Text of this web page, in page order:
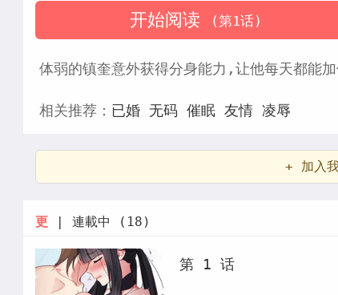
开始阅读 (第1话)
体弱的镇奎意外获得分身能力,让他每天都能
相关推荐： 已婚 无码 催眠 友情 凌辱
+ 加入
更 | 連載中 (18)
第 1 话